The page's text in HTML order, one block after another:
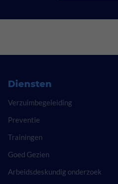
Diensten
Verzuimbegeleiding
Preventie
Trainingen
Goed Gezien
Arbeidsdeskundig onderzoek